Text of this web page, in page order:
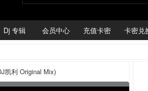
Dj 专辑 会员中心 充值卡密 卡密兑
凯利 Original Mix)